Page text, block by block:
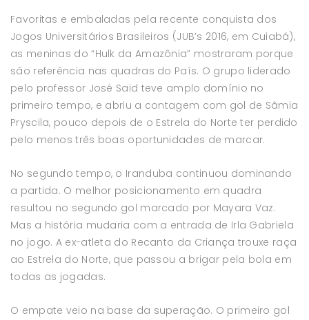
Favoritas e embaladas pela recente conquista dos
Jogos Universitários Brasileiros (JUB’s 2016, em Cuiabá),
as meninas do “Hulk da Amazônia” mostraram porque
são referência nas quadras do País. O grupo liderado
pelo professor José Said teve amplo domínio no
primeiro tempo, e abriu a contagem com gol de Sâmia
Pryscila, pouco depois de o Estrela do Norte ter perdido
pelo menos três boas oportunidades de marcar.
No segundo tempo, o Iranduba continuou dominando
a partida. O melhor posicionamento em quadra
resultou no segundo gol marcado por Mayara Vaz.
Mas a história mudaria com a entrada de Irla Gabriela
no jogo. A ex-atleta do Recanto da Criança trouxe raça
ao Estrela do Norte, que passou a brigar pela bola em
todas as jogadas.
O empate veio na base da superação. O primeiro gol